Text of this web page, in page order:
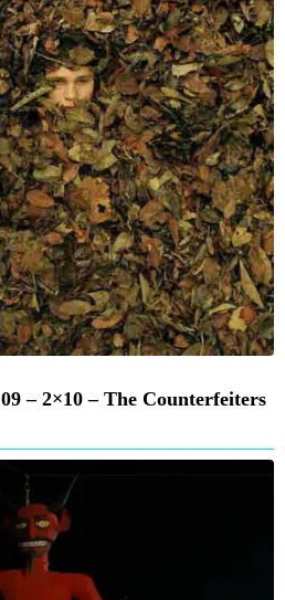
– 2×10 – The Counterfeiters